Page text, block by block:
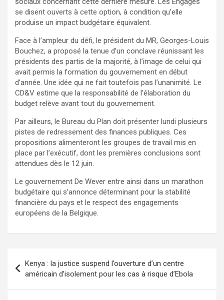
se disent ouverts à cette option, à condition qu’elle
produise un impact budgétaire équivalent.
Face à l’ampleur du défi, le président du MR, Georges-Louis
Bouchez, a proposé la tenue d’un conclave réunissant les
présidents des partis de la majorité, à l’image de celui qui
avait permis la formation du gouvernement en début
d’année. Une idée qui ne fait toutefois pas l’unanimité. Le
CD&V estime que la responsabilité de l’élaboration du
budget relève avant tout du gouvernement.
Par ailleurs, le Bureau du Plan doit présenter lundi plusieurs
pistes de redressement des finances publiques. Ces
propositions alimenteront les groupes de travail mis en
place par l’exécutif, dont les premières conclusions sont
attendues dès le 12 juin.
Le gouvernement De Wever entre ainsi dans un marathon
budgétaire qui s’annonce déterminant pour la stabilité
financière du pays et le respect des engagements
européens de la Belgique.
Kenya : la justice suspend l’ouverture d’un centre
américain d’isolement pour les cas à risque d’Ebola